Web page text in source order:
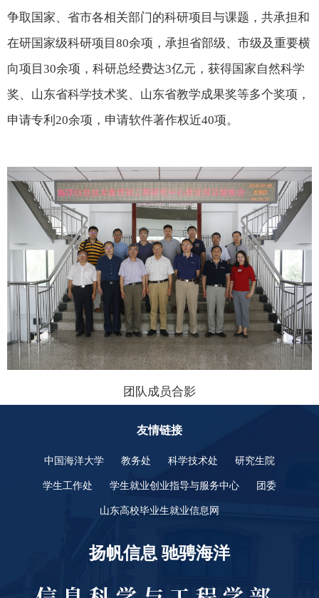
争取国家、省市各相关部门的科研项目与课题，共承担和
在研国家级科研项目 80余项，承担省部级、市级及重要横
向项目 30余项，科研总经费达3亿元，获得国家自然科学
奖、山东省科学技术奖、山东省教学成果奖等多个奖项，
申请专利 20余项，申请软件著作权近40项。
团队成员合影
友情链接
中国海洋大学 教务处 科学技术处 研究生院
学生工作处 学生就业创业指导与服务中心 团委
山东高校毕业生就业信息网
扬帆信息 驰骋海洋